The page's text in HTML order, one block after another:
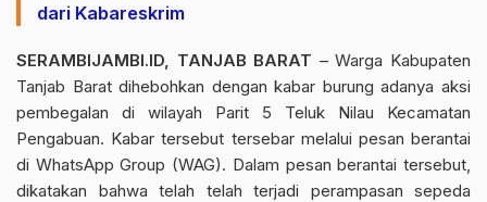
dari Kabareskrim
SERAMBIJAMBI.ID, TANJAB BARAT – Warga Kabupaten
Tanjab Barat dihebohkan dengan kabar burung adanya aksi
pembegalan di wilayah Parit 5 Teluk Nilau Kecamatan
Pengabuan. Kabar tersebut tersebar melalui pesan berantai
di WhatsApp Group (WAG). Dalam pesan berantai tersebut,
dikatakan bahwa telah telah terjadi perampasan sepeda